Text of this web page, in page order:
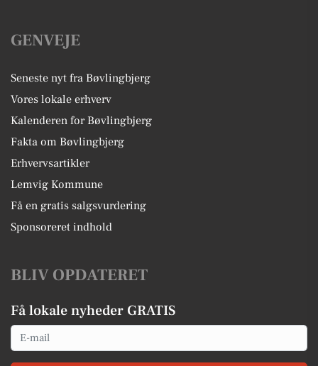
GENVEJE
Seneste nyt fra Bøvlingbjerg
Vores lokale erhverv
Kalenderen for Bøvlingbjerg
Fakta om Bøvlingbjerg
Erhvervsartikler
Lemvig Kommune
Få en gratis salgsvurdering
Sponsoreret indhold
BLIV OPDATERET
Få lokale nyheder GRATIS
Email